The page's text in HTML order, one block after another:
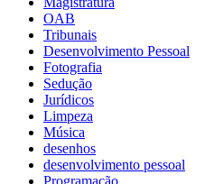
OAB
Tribunais
Desenvolvimento Pessoal
Fotografia
Sedução
Jurídicos
Limpeza
Música
desenhos
desenvolvimento pessoal
Programação